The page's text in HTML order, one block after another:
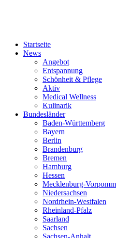
Startseite
News
Angebot
Entspannung
Schönheit & Pflege
Aktiv
Medical Wellness
Kulinarik
Bundesländer
Baden-Württemberg
Bayern
Berlin
Brandenburg
Bremen
Hamburg
Hessen
Mecklenburg-
Niedersachsen
Nordrhein-Westfalen
Rheinland-Pfalz
Saarland
Sachsen
Sachsen-Anhalt